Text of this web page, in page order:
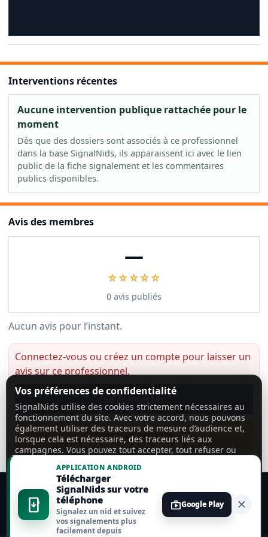
Interventions récentes
Aucune intervention publique rattachée pour le
moment
Dès que des dossiers sont associés à ce professionnel
dans la base SignalNids, ils apparaissent ici avec le lien
public de la fiche signalement et les commentaires
publics disponibles.
Avis des membres
—
☆☆☆☆☆
0 avis publiés
Aucun avis pour l’instant.
Connectez-vous ou créez un compte pour laisser un
avis sur ce professionnel.
Créer un compte
install_mobile
APPLICATION ANDROID
Télécharger
SignalNids sur votre
téléphone
Signalez un nid et suivez
vos signalements plus
facilement depuis
shopGoogle Play close
Vos préférences de confidentialité
SignalNids utilise des cookies strictement nécessaires au
fonctionnement du site. Avec votre accord, nous pouvons
également utiliser des traceurs de mesure d’audience et,
lorsque cela est nécessaire, des traceurs liés aux
campagnes. Vous pouvez tout accepter, tout refuser ou
Tout accepter
Tout refuser